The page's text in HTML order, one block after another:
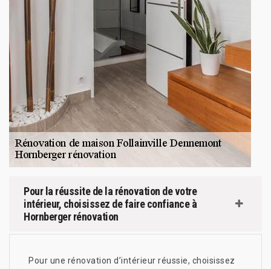
Pour la réussite de la rénovation de votre
intérieur, choisissez de faire confiance à
Hornberger rénovation
Pour une rénovation d’intérieur réussie, choisissez